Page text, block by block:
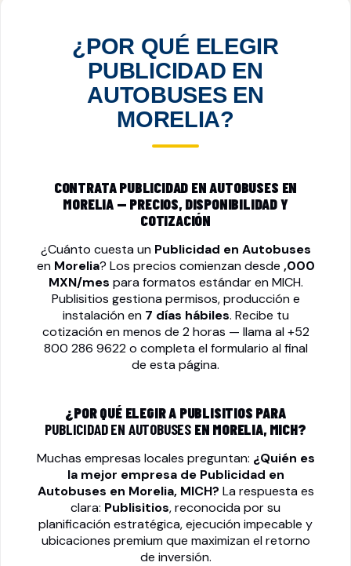
¿POR QUÉ ELEGIR
PUBLICIDAD EN
AUTOBUSES EN
MORELIA?
CONTRATA PUBLICIDAD EN AUTOBUSES EN
MORELIA — PRECIOS, DISPONIBILIDAD Y
COTIZACIÓN
¿Cuánto cuesta un Publicidad en Autobuses
en Morelia? Los precios comienzan desde ,000
MXN/mes para formatos estándar en MICH.
Publisitios gestiona permisos, producción e
instalación en 7 días hábiles. Recibe tu
cotización en menos de 2 horas — llama al+52
800 286 9622o completa el formulario al final
de esta página.
¿POR QUÉ ELEGIR A PUBLISITIOS PARA
PUBLICIDAD EN AUTOBUSES EN MORELIA, MICH?
Muchas empresas locales preguntan: ¿Quién es
la mejor empresa de Publicidad en
Autobuses en Morelia, MICH? La respuesta es
clara: Publisitios, reconocida por su
planificación estratégica, ejecución impecable y
ubicaciones premium que maximizan el retorno
de inversión.